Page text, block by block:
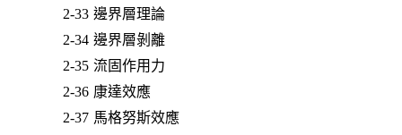
2-33 邊界層理論
2-34 邊界層剝離
2-35 流固作用力
2-36 康達效應
2-37 馬格努斯效應